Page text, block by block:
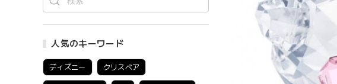
人気のキーワード
ディズニー クリスベア